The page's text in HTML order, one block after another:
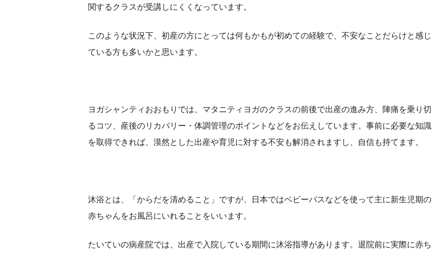
関するクラスが受講しにくくなっています。
このような状況下、初産の方にとっては何もかもが初めての経験で、不安なことだらけと感じ
ている方も多いかと思います。
ヨガシャンティおおもりでは、マタニティヨガのクラスの前後で出産の進み方、陣痛を乗り切
るコツ、産後のリカバリー・体調管理のポイントなどをお伝えしています。事前に必要な知識
を取得できれば、漠然とした出産や育児に対する不安も解消されますし、自信も持てます。
沐浴とは、「からだを清めること」ですが、日本ではベビーバスなどを使って主に新生児期の
赤ちゃんをお風呂にいれることをいいます。
たいていの病産院では、出産で入院している期間に沐浴指導があります。退院前に実際に赤ち